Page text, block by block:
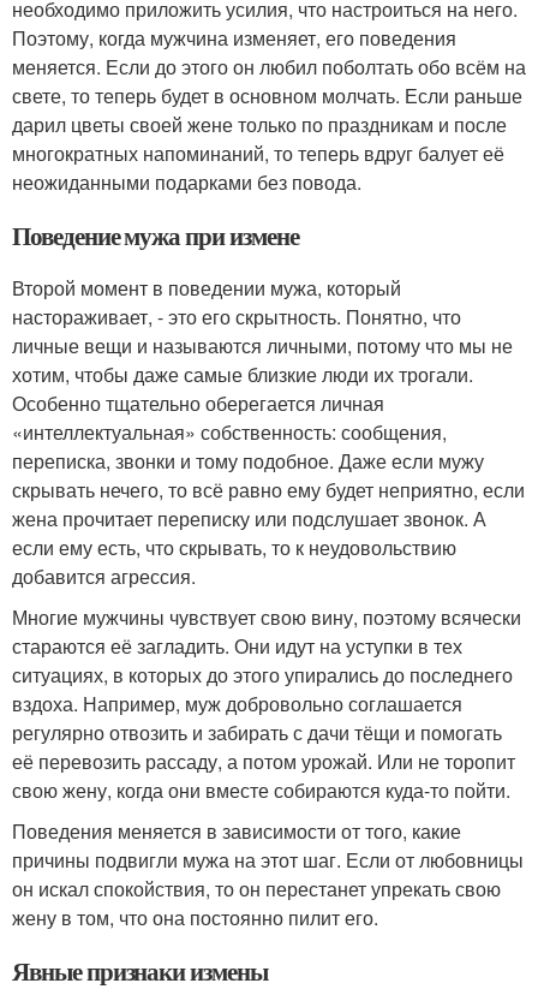
необходимо приложить усилия, что настроиться на него.
Поэтому, когда мужчина изменяет, его поведения
меняется. Если до этого он любил поболтать обо всём на
свете, то теперь будет в основном молчать. Если раньше
дарил цветы своей жене только по праздникам и после
многократных напоминаний, то теперь вдруг балует её
неожиданными подарками без повода.
Поведение мужа при измене
Второй момент в поведении мужа, который
настораживает, - это его скрытность. Понятно, что
личные вещи и называются личными, потому что мы не
хотим, чтобы даже самые близкие люди их трогали.
Особенно тщательно оберегается личная
«интеллектуальная» собственность: сообщения,
переписка, звонки и тому подобное. Даже если мужу
скрывать нечего, то всё равно ему будет неприятно, если
жена прочитает переписку или подслушает звонок. А
если ему есть, что скрывать, то к неудовольствию
добавится агрессия.
Многие мужчины чувствует свою вину, поэтому всячески
стараются её загладить. Они идут на уступки в тех
ситуациях, в которых до этого упирались до последнего
вздоха. Например, муж добровольно соглашается
регулярно отвозить и забирать с дачи тёщи и помогать
её перевозить рассаду, а потом урожай. Или не торопит
свою жену, когда они вместе собираются куда-то пойти.
Поведения меняется в зависимости от того, какие
причины подвигли мужа на этот шаг. Если от любовницы
он искал спокойствия, то он перестанет упрекать свою
жену в том, что она постоянно пилит его.
Явные признаки измены